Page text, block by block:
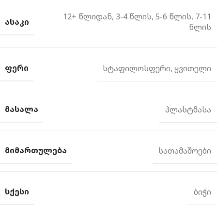
ᲐᲡᲐᲙᲘ 12+ წლიდან, 3-4 წლის, 5-6 წლის, 7-11
წლის
ᲤᲔᲠᲘ სტაფილოსფერი, ყვითელი
ᲛᲐᲡᲐᲚᲐ პლასტმასა
ᲛᲘᲛᲐᲠᲗᲣᲚᲔᲑᲐ სათამაშოები
ᲡᲥᲔᲡᲘ ბიჭი